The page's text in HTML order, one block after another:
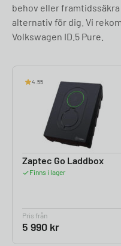
behov eller
alternativ för dig. Vi
Volkswagen ID.5 Pure.
4.55
Zaptec Go Laddbox
Finns i lager
Pris från
5 990 kr